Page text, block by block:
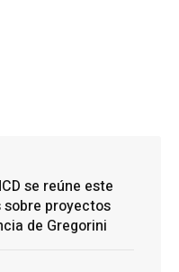
se reúne este
proyectos
de Gregorini